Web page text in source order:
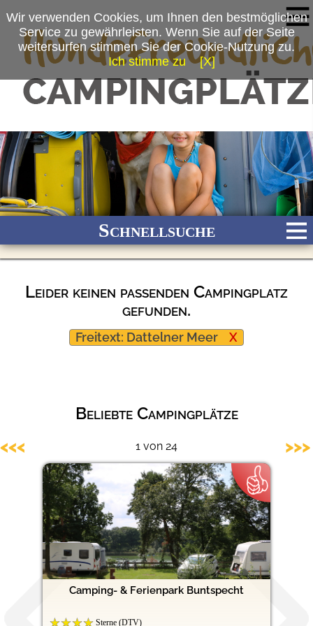
Schnellsuche
Bach Fluss Meer Gebirge See
Wald/Wiesen
Ganzjährig geöffnet
Hundefreundliche Campingplätze
Leider keinen passenden Campingplatz
gefunden.
Freitext: Dattelner Meer X
Beliebte Campingplätze
Camping- & Ferienpark Buntspecht
Sterne (DTV)
1 von 24
<<< >>>
Wir verwenden Cookies, um Ihnen den bestmöglichen
Service zu gewährleisten. Wenn Sie auf der Seite
weitersurfen stimmen Sie der Cookie-Nutzung zu.
Ich stimme zu
[X]